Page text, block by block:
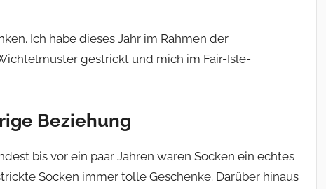
Ich habe dieses Jahr im Rahmen der
gestrickt und mich im Fair-Isle-
Beziehung
bis vor ein paar Jahren waren Socken ein echtes
Socken immer tolle Geschenke. Darüber hinaus